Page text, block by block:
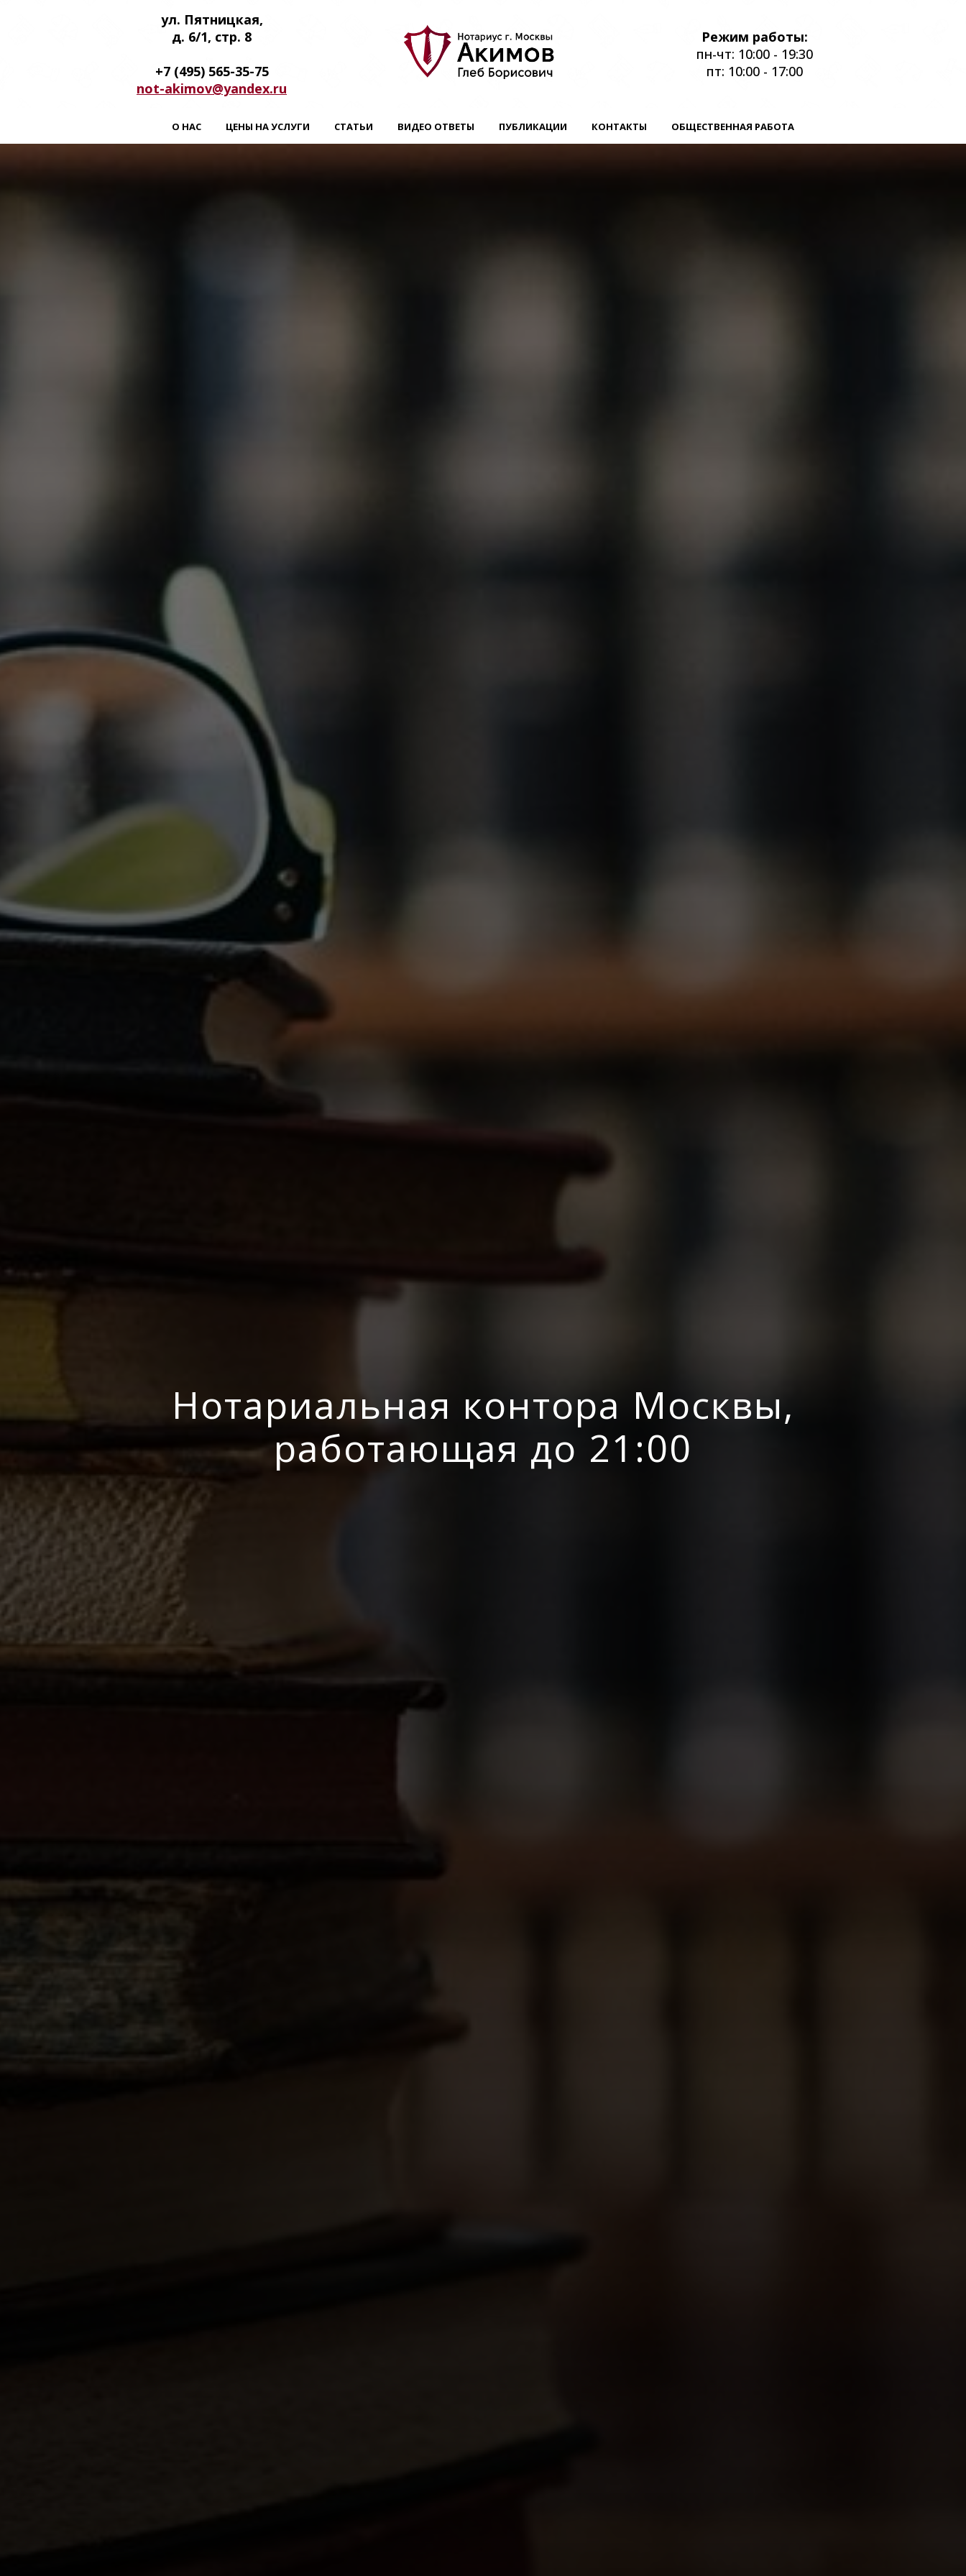
ул. Пятницкая,
д. 6/1, стр. 8
+7 (495) 565-35-75
not-akimov@yandex.ru
Режим работы:
пн-чт: 10:00 - 19:30
пт: 10:00 - 17:00
О НАС ЦЕНЫ НА УСЛУГИ СТАТЬИ ВИДЕО ОТВЕТЫ ПУБЛИКАЦИИ КОНТАКТЫ ОБЩЕСТВЕННАЯ РАБОТА
Нотариальная контора Москвы,
работающая до 21:00